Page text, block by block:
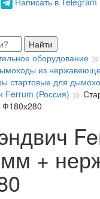
Найти
оборудование
из
стартовые для
Ferrum (Россия)
+